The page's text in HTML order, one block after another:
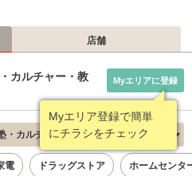
店舗
カルチャー・教
Myエリア登録で簡単
にチラシをチェック
Myエリアに登録
カルチャー・教育・教習所 新着順
電 ドラッグストア ホームセンタ